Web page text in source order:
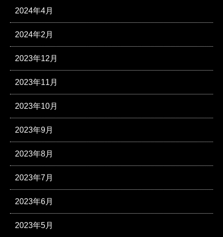
2024年4月
2024年2月
2023年12月
2023年11月
2023年10月
2023年9月
2023年8月
2023年7月
2023年6月
2023年5月